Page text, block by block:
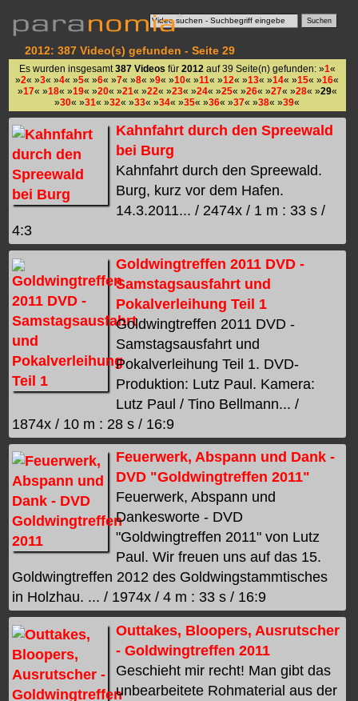
2012: 387 Video(s) gefunden - Seite 29
Es wurden insgesamt 387 Videos für 2012 auf 39 Seite(n) gefunden: »1«
»2« »3« »4« »5« »6« »7« »8« »9« »10« »11« »12« »13« »14« »15« »16«
»17« »18« »19« »20« »21« »22« »23« »24« »25« »26« »27« »28« »29«
»30« »31« »32« »33« »34« »35« »36« »37« »38« »39«
Kahnfahrt durch den Spreewald
bei Burg
Kahnfahrt durch den Spreewald.
Burg, kurz vor dem Hafen.
14.3.2011... / 2474x / 1 m : 33 s /
4:3
Goldwingtreffen 2011 DVD -
Samstagsausfahrt und
Pokalverleihung Teil 1
Goldwingtreffen 2011 DVD -
Samstagsausfahrt und
Pokalverleihung Teil 1. DVD-
Produktion: Lutz Paul. Kamera:
Lutz Paul / Tino Bellmann... /
1874x / 10 m : 28 s / 16:9
Feuerwerk, Abspann und Dank -
DVD "Goldwingtreffen 2011"
Feuerwerk, Abspann und
Dankesworte - DVD
"Goldwingtreffen 2011" von Lutz
Paul. Wir freuen uns auf das 15.
Goldwingtreffen 2012 des Goldwingstammtisches
in Holzhau. ... / 1974x / 4 m : 33 s / 16:9
Outtakes, Bloopers, Ausrutscher
- Goldwingtreffen 2011
Geschieht mir recht! Man gibt das
unbearbeitete Rohmaterial aus der